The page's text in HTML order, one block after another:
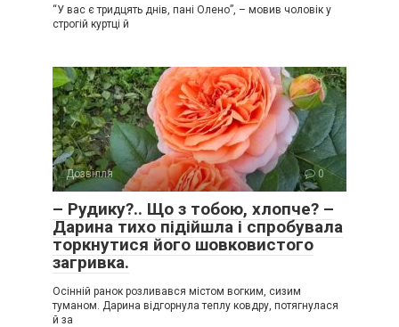
“У вас є тридцять днів, пані Олено”, – мовив чоловік у
строгій куртці й
Дозвілля 0
– Рудику?.. Що з тобою, хлопче? –
Дарина тихо підійшла і спробувала
торкнутися його шовковистого
загривка.
Осінній ранок розливався містом вогким, сизим
туманом. Дарина відгорнула теплу ковдру, потягнулася
й за